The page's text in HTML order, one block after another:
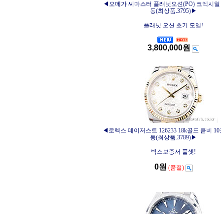
◀오메가 씨마스터 플래닛오션(PO) 코엑시얼
동(최상품.3795)▶
플래닛 오션 초기 모델!
3,800,000원
◀로렉스 데이저스트 126233 18k골드 콤비
동(최상품.3789)▶
박스보증서 풀셋!
0원 (품절)